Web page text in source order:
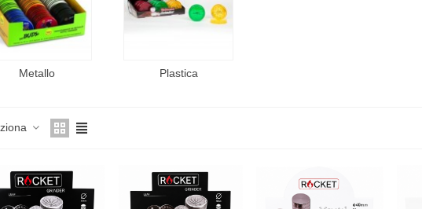
Metallo Plastica